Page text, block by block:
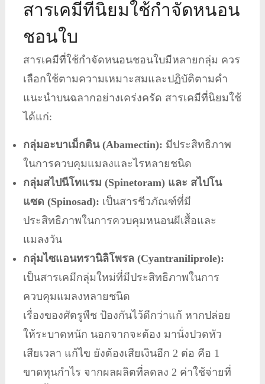
สารเคมีที่นิยมใช้กำจัดหนอน
ชอนใบ
สารเคมีที่ใช้กำจัดหนอนชอนใบมีหลายกลุ่ม ควร
เลือกใช้ตามความเหมาะสมและปฏิบัติตามคำ
แนะนำบนฉลากอย่างเคร่งครัด สารเคมีที่นิยมใช้
ได้แก่:
กลุ่มอะบาเม็กติน (Abamectin): มีประสิทธิภาพ
ในการควบคุมแมลงและไรหลายชนิด
กลุ่มสไปนีโทแรม (Spinetoram) และ สไปโน
แซด (Spinosad): เป็นสารชีวภัณฑ์ที่มี
ประสิทธิภาพในการควบคุมหนอนผีเสื้อและ
แมลงวัน
กลุ่มไซแอนทรานิลิโพรล (Cyantraniliprole):
เป็นสารเคมีกลุ่มใหม่ที่มีประสิทธิภาพในการ
ควบคุมแมลงหลายชนิด
เรื่องของศัตรูพืช ป้องกันไว้ดีกว่าแก้ หากปล่อย
ให้ระบาดหนัก นอกจากจะต้อง มานั่งปวดหัว
เสียเวลา แก้ไข ยังต้องเสียเงินอีก 2 ต่อ คือ 1
ขาดทุนกำไร จากผลผลิตที่ลดลง 2 ค่าใช้จ่ายที่